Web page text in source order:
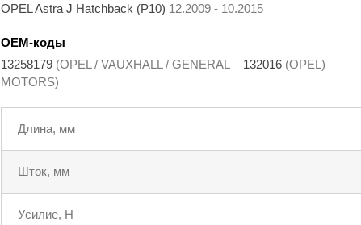
OPEL Astra J Hatchback (P10) 12.2009 - 10.2015
OEM-коды
13258179 (OPEL / VAUXHALL / GENERAL
MOTORS)
132016 (OPEL)
Длина, мм
Шток, мм
Усилие, Н